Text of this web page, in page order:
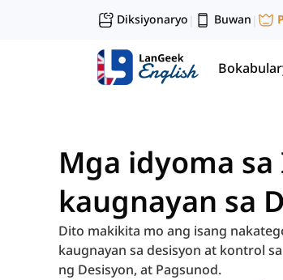
Diksiyonaryo | Buwan |
Mga idyoma
kaugnayan sa
Dito makikita mo ang isang
kaugnayan sa desisyon at kontrol
ng Desisyon, at Pagsunod.